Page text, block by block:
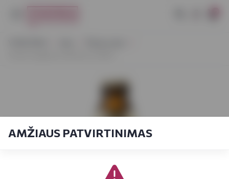
AMŽIAUS PATVIRTINIMAS